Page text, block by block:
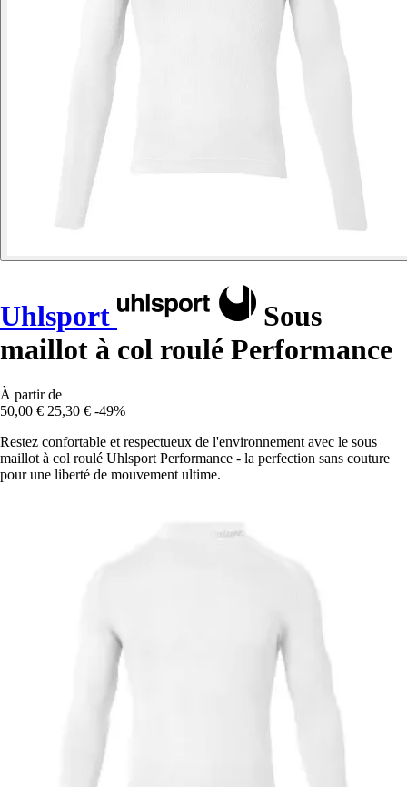
Uhlsport
Sous
maillot à col roulé Performance
À partir de
50,00 € 25,30 € -49%
Restez confortable et respectueux de l'environnement avec le sous
maillot à col roulé Uhlsport Performance - la perfection sans couture
pour une liberté de mouvement ultime.